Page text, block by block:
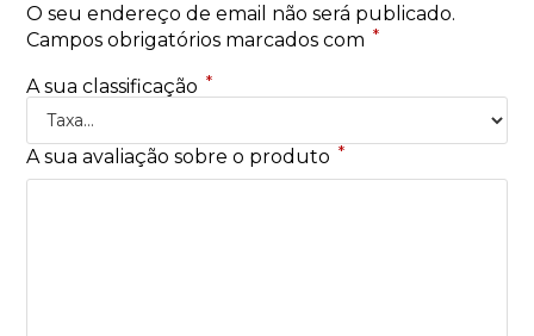
O seu endereço de email não será publicado.
Campos obrigatórios marcados com *
A sua classificação *
A sua avaliação sobre o produto *